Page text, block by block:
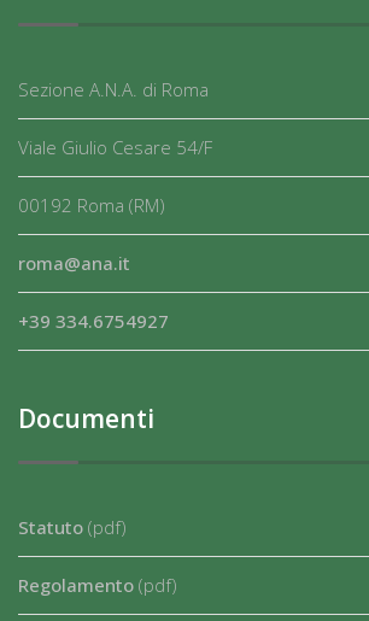
Sezione A.N.A. di Roma
Viale Giulio Cesare 54/F
00192 Roma (RM)
roma@ana.it
+39 334.6754927
Documenti
Statuto (pdf)
Regolamento (pdf)